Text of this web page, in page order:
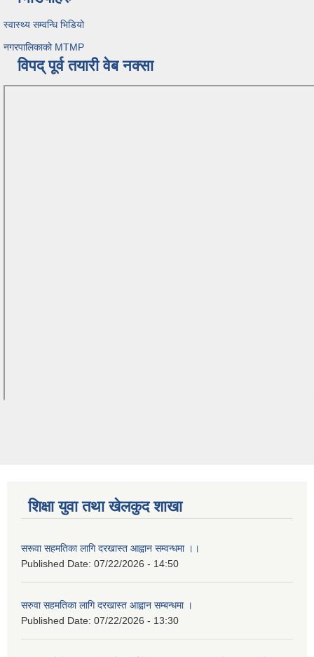
स्वास्थ्य सम्वन्धि भिडियो
नगरपालिकाको MTMP
विपद् पूर्व तयारी वेब नक्सा
शिक्षा युवा तथा खेलकुद शाखा
सरूवा सहमतिका लागि दरखास्त आह्वान सम्वन्धमा ।।
Published Date: 07/22/2026 - 14:50
सरुवा सहमतिका लागि दरखास्त आह्वान सम्बन्धमा ।
Published Date: 07/22/2026 - 13:30